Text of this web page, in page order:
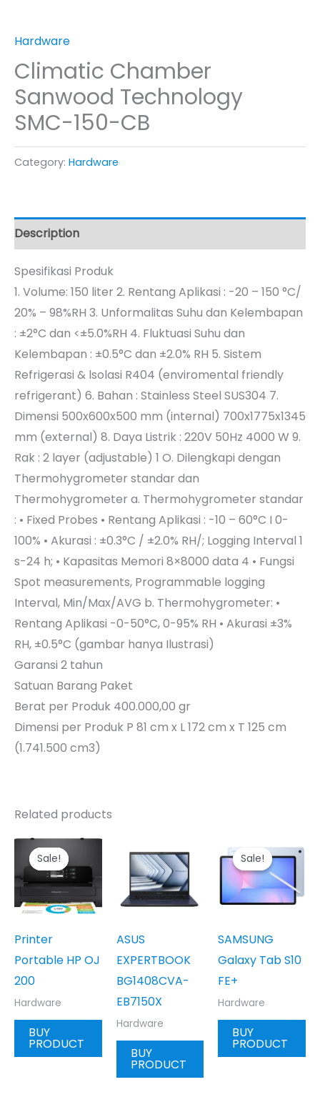
Hardware
Climatic Chamber
Sanwood Technology
SMC-150-CB
Category: Hardware
Description
Spesifikasi Produk
1. Volume: 150 liter 2. Rentang Aplikasi : -20 – 150 °C/
20% – 98%RH 3. Unformalitas Suhu dan Kelembapan
: ±2°C dan <±5.0%RH 4. Fluktuasi Suhu dan
Kelembapan : ±0.5°C dan ±2.0% RH 5. Sistem
Refrigerasi & lsolasi R404 (enviromental friendly
refrigerant) 6. Bahan : Stainless Steel SUS304 7.
Dimensi 500x600x500 mm (internal) 700x1775x1345
mm (external) 8. Daya Listrik : 220V 50Hz 4000 W 9.
Rak : 2 layer (adjustable) 1 O. Dilengkapi dengan
Thermohygrometer standar dan
Thermohygrometer a. Thermohygrometer standar
: • Fixed Probes • Rentang Aplikasi : -10 – 60°C I 0-
100% • Akurasi : ±0.3°C / ±2.0% RH/; Logging Interval 1
s-24 h; • Kapasitas Memori 8×8000 data 4 • Fungsi
Spot measurements, Programmable logging
Interval, Min/Max/AVG b. Thermohygrometer: •
Rentang Aplikasi -0-50°C, 0-95% RH • Akurasi ±3%
RH, ±0.5°C (gambar hanya Ilustrasi)
Garansi 2 tahun
Satuan Barang Paket
Berat per Produk 400.000,00 gr
Dimensi per Produk P 81 cm x L 172 cm x T 125 cm
(1.741.500 cm3)
Related products
Sale!
Sale!
Printer
Portable HP OJ
200
Hardware
BUY
PRODUCT
ASUS
EXPERTBOOK
BG1408CVA-
EB7150X
Hardware
BUY
PRODUCT
Sale!
Sale!
SAMSUNG
Galaxy Tab S10
FE+
Hardware
BUY
PRODUCT